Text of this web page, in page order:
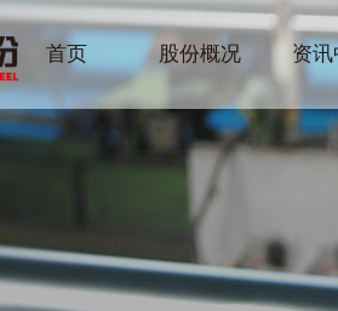
首页 股份概况 资